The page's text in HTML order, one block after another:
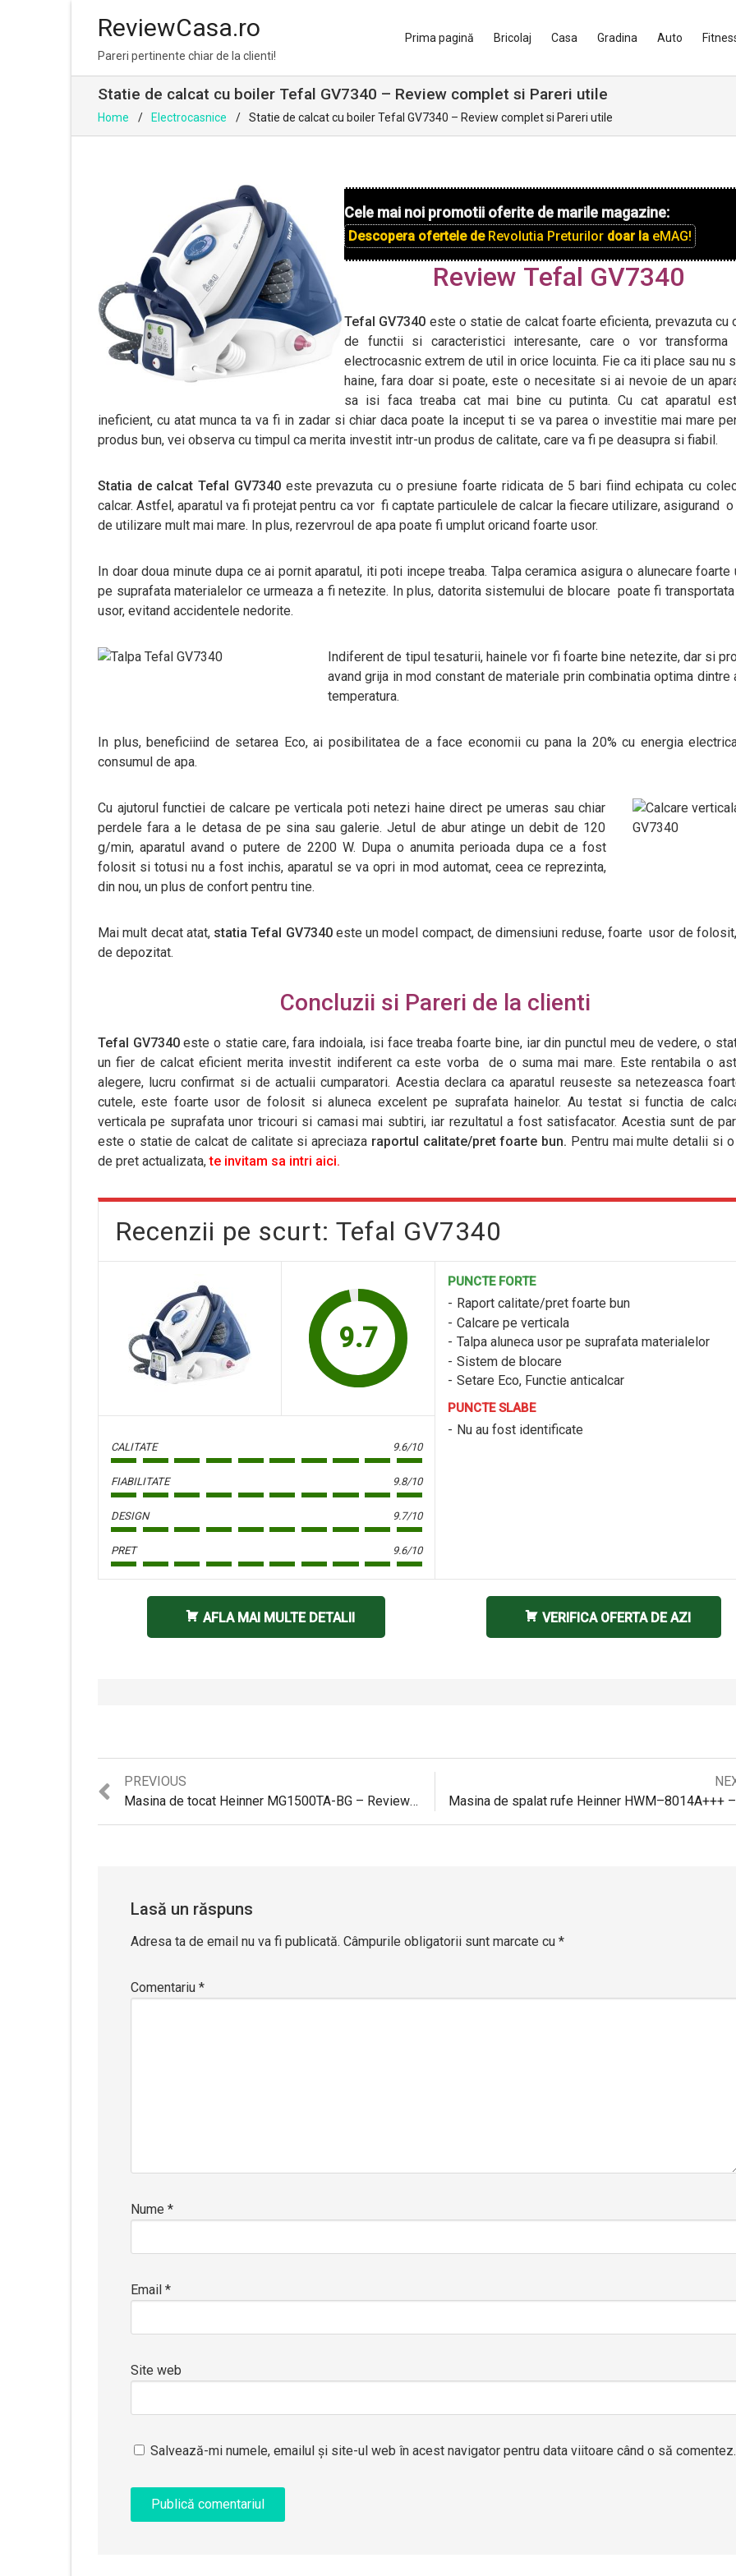
navigation
content
ReviewCasa.ro
Pareri pertinente chiar de la clienti!
Prima pagină Bricolaj Casa Gradina Auto
Statie de calcat cu boiler Tefal GV7340 – Review complet si Pareri utile
Home Electrocasnice Statie de calcat cu boiler Tefal GV7340 – Review complet si Pareri utile
Cele mai noi promotii oferite de marile magazine:
Descopera ofertele de Revolutia Preturilor doar la eMAG!
Review Tefal GV7340
Tefal GV7340 este o statie de calcat foarte eficienta, prevazuta cu
de functii si caracteristici interesante, care o vor transforma
electrocasnic extrem de util in orice locuinta. Fie ca iti place sau nu
haine, fara doar si poate, este o necesitate si ai nevoie de un
sa isi faca treaba cat mai bine cu putinta. Cu cat aparatul
ineficient, cu atat munca ta va fi in zadar si chiar daca poate la inceput ti se va parea o investitie mai mare
produs bun, vei observa cu timpul ca merita investit intr-un produs de calitate, care va fi pe deasupra si fiabil.
Statia de calcat Tefal GV7340 este prevazuta cu o presiune foarte ridicata de 5 bari fiind echipata cu
calcar. Astfel, aparatul va fi protejat pentru ca vor fi captate particulele de calcar la fiecare utilizare, asigurand o
de utilizare mult mai mare. In plus, rezervroul de apa poate fi umplut oricand foarte usor.
In doar doua minute dupa ce ai pornit aparatul, iti poti incepe treaba. Talpa ceramica asigura o alunecare foarte
pe suprafata materialelor ce urmeaza a fi netezite. In plus, datorita sistemului de blocare poate fi
usor, evitand accidentele nedorite.
Indiferent de tipul tesaturii, hainele vor fi foarte bine netezite, dar si
avand grija in mod constant de materiale prin combinatia optima dintre
temperatura.
In plus, beneficiind de setarea Eco, ai posibilitatea de a face economii cu pana la 20% cu energia
consumul de apa.
Cu ajutorul functiei de calcare pe verticala poti netezi haine direct pe umeras sau chiar
perdele fara a le detasa de pe sina sau galerie. Jetul de abur atinge un debit de 120
g/min, aparatul avand o putere de 2200 W. Dupa o anumita perioada dupa ce a fost
folosit si totusi nu a fost inchis, aparatul se va opri in mod automat, ceea ce reprezinta,
din nou, un plus de confort pentru tine.
Mai mult decat atat, statia Tefal GV7340 este un model compact, de dimensiuni reduse, foarte usor de
de depozitat.
Concluzii si Pareri de la clienti
Tefal GV7340este o statie care, fara indoiala, isi face treaba foarte bine, iar din punctul meu de vedere, o
un fier de calcat eficient merita investit indiferent ca este vorba de o suma mai mare. Este rentabila o
alegere, lucru confirmat si de actualii cumparatori. Acestia declara ca aparatul reuseste sa netezeasca
cutele, este foarte usor de folosit si aluneca excelent pe suprafata hainelor. Au testat si functia de
verticala pe suprafata unor tricouri si camasi mai subtiri, iar rezultatul a fost satisfacator. Acestia sunt de
este o statie de calcat de calitate si apreciaza raportul calitate/pret foarte bun. Pentru mai multe detalii si
de pret actualizata,te invitam sa intri aici.
Recenzii pe scurt: Tefal GV7340
9.7
CALITATE 9.6/10
FIABILITATE 9.8/10
DESIGN 9.7/10
PRET 9.6/10
PUNCTE FORTE
Raport calitate/pret foarte bun
Calcare pe verticala
Talpa aluneca usor pe suprafata materialelor
Sistem de blocare
Setare Eco, Functie anticalcar
PUNCTE SLABE
Nu au fost identificate
AFLA MAI MULTE DETALII VERIFICA OFERTA DE AZI
Navigare
PREVIOUS
Previous
post:
Masina de tocat Heinner MG1500TA-BG – Review detaliat
post:
Lasă un răspuns
Adresa ta de email nu va fi publicată. Câmpurile obligatorii sunt marcate cu *
Comentariu *
Nume *
Email *
Site web
Salvează-mi numele, emailul și site-ul web în acest navigator pentru data viitoare când o să comentez.